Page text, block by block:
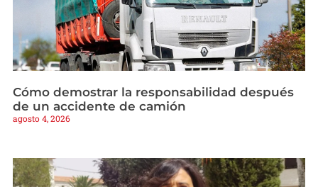
Cómo demostrar la responsabilidad después
de un accidente de camión
agosto 4, 2026